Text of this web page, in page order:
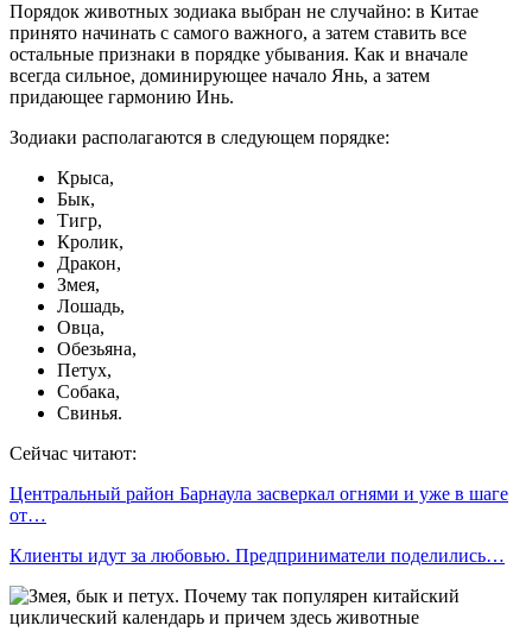
Порядок животных зодиака выбран не случайно: в Китае
принято начинать с самого важного, а затем ставить все
остальные признаки в порядке убывания. Как и вначале
всегда сильное, доминирующее начало Янь, а затем
придающее гармонию Инь.
Зодиаки располагаются в следующем порядке:
Крыса,
Бык,
Тигр,
Кролик,
Дракон,
Змея,
Лошадь,
Овца,
Обезьяна,
Петух,
Собака,
Свинья.
Сейчас читают:
Центральный район Барнаула засверкал огнями и уже в шаге
от…
Клиенты идут за любовью. Предприниматели поделились…